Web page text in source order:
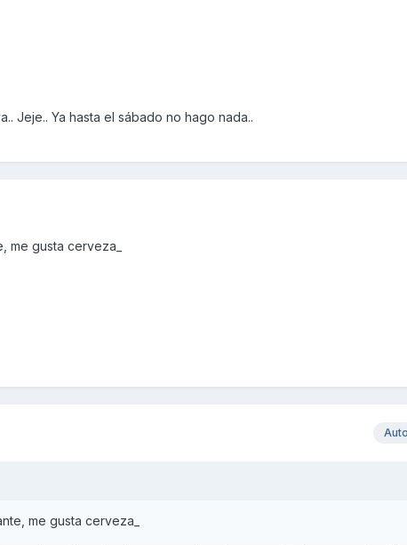
Jeje.. Ya hasta el sábado no hago nada..
me gusta cerveza_
me gusta cerveza_